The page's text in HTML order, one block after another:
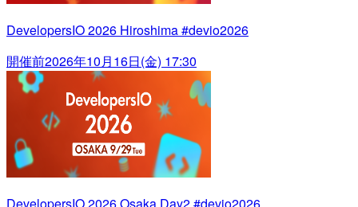
DevelopersIO 2026 Hiroshima #devio2026
開催前2026年10月16日(金) 17:30